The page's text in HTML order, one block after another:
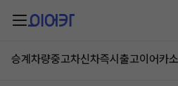
승계차량중고차신차즉시출고이어카